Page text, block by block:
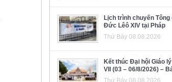
Lịch trình chuyến
Đức Lêô XIV tại Pháp
Thứ Bảy 08.08.2026
Kết thúc Đại hội Giáo
VII (03 – 06/8/2026) –
Thứ Bảy 08.08.2026